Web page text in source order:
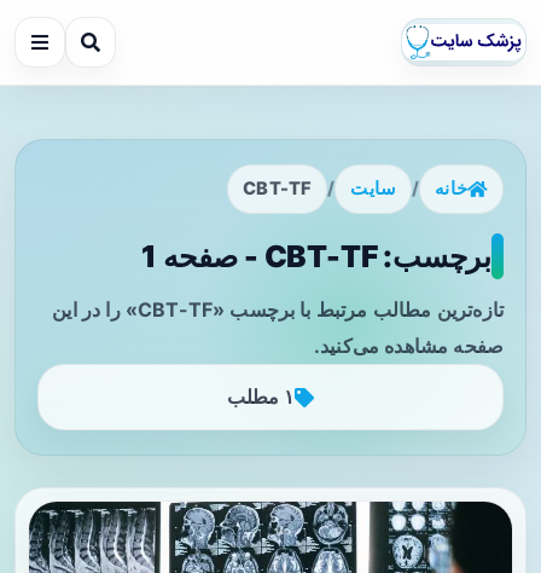
خانه / سایت /
CBT-TF
برچسب: CBT-TF - صفحه 1
تازه‌ترین مطالب مرتبط با برچسب «CBT-TF» را در این
صفحه مشاهده می‌کنید.
۱ مطلب